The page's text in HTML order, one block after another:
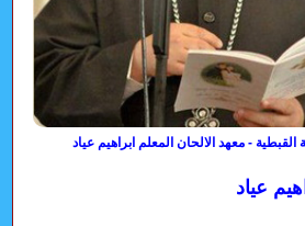
- معهد الالحان المعلم ابراهيم عياد
عياد